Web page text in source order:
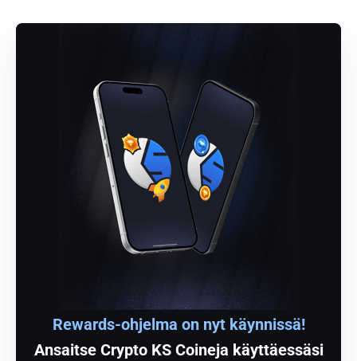
Rewards-ohjelma on nyt käynnissä!
Ansaitse Crypto KS Coineja käyttäessäsi